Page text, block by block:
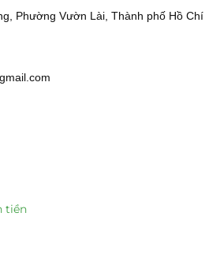
Phường Vườn Lài, Thành phố Hồ Chí
tiền